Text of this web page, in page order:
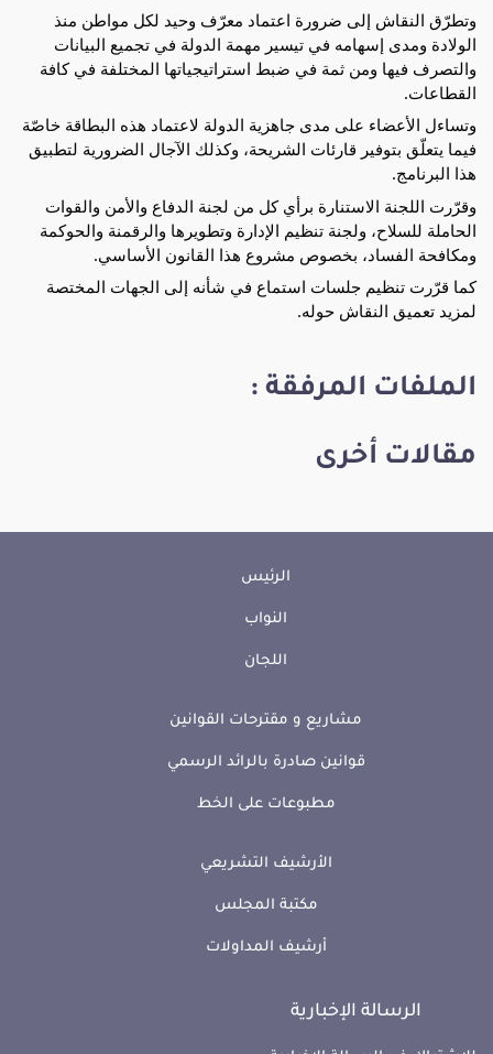
وتطرّق النقاش إلى ضرورة اعتماد معرّف وحيد لكل مواطن منذ
الولادة ومدى إسهامه في تيسير مهمة الدولة في تجميع البيانات
والتصرف فيها ومن ثمة في ضبط استراتيجياتها المختلفة في كافة
القطاعات.
وتساءل الأعضاء على مدى جاهزية الدولة لاعتماد هذه البطاقة خاصّة
فيما يتعلّق بتوفير قارئات الشريحة، وكذلك الآجال الضرورية لتطبيق
هذا البرنامج.
وقرّرت اللجنة الاستنارة برأي كل من لجنة الدفاع والأمن والقوات
الحاملة للسلاح، ولجنة تنظيم الإدارة وتطويرها والرقمنة والحوكمة
ومكافحة الفساد، بخصوص مشروع هذا القانون الأساسي.
كما قرّرت تنظيم جلسات استماع في شأنه إلى الجهات المختصة
لمزيد تعميق النقاش حوله.
الملفات المرفقة :
مقالات أخرى
الرئيس
النواب
اللجان
مشاريع و مقترحات القوانين
قوانين صادرة بالرائد الرسمي
مطبوعات على الخط
الأرشيف التشريعي
مكتبة المجلس
أرشيف المداولات
الرسالة الإخبارية